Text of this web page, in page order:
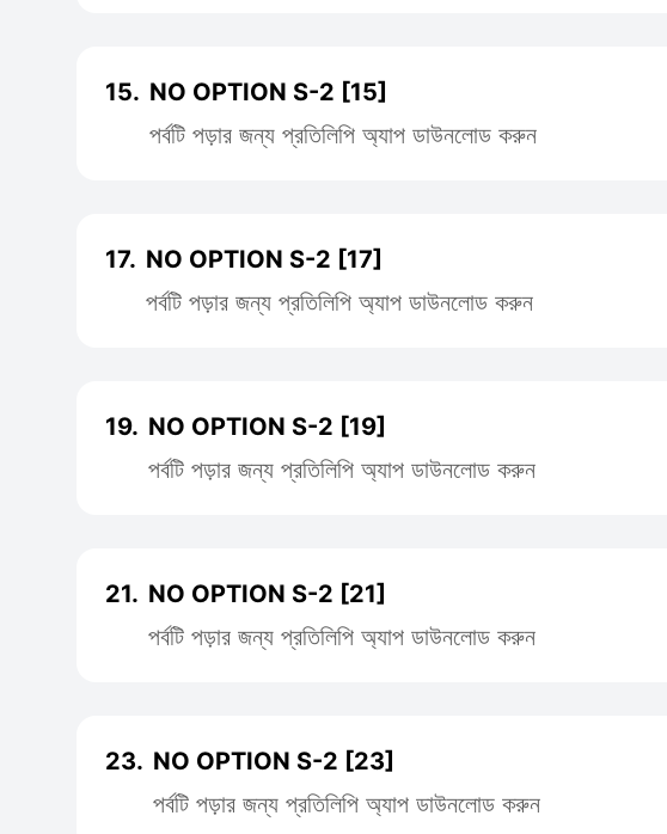
15. NO OPTION S-2 [15]
পর্বটি পড়ার জন্য প্রতিলিপি অ্যাপ ডাউনলোড করুন
17. NO OPTION S-2 [17]
পর্বটি পড়ার জন্য প্রতিলিপি অ্যাপ ডাউনলোড করুন
19. NO OPTION S-2 [19]
পর্বটি পড়ার জন্য প্রতিলিপি অ্যাপ ডাউনলোড করুন
21. NO OPTION S-2 [21]
পর্বটি পড়ার জন্য প্রতিলিপি অ্যাপ ডাউনলোড করুন
23. NO OPTION S-2 [23]
পর্বটি পড়ার জন্য প্রতিলিপি অ্যাপ ডাউনলোড করুন